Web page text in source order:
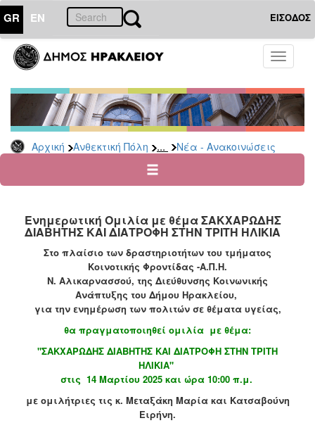
GR EN ΕΙΣΟΔΟΣ
Toggle
Αρχική Ανθεκτική Πόλη ... Νέα - Ανακοινώσεις
ΑΝΘΕΚΤΙΚΗ
ΠΟΛΗ
Κοινωνική
Πολιτική
Νέα
Ανακοινώσεις
για
Οικονομική
Αδυναμία
Φυσικές
Καταστροφές
Κέντρα
Κοινοτικής
Φροντίδας
(Κ.Α.Π.Η.)
Κέντρα
Δημιουργικής
Απασχόλησης
Ενημερωτική Ομιλία με θέμα ΣΑΚΧΑΡΩΔΗΣ
ΔΙΑΒΗΤΗΣ ΚΑΙ ΔΙΑΤΡΟΦΗ ΣΤΗΝ ΤΡΙΤΗ ΗΛΙΚΙΑ
Στο πλαίσιο των δραστηριοτήτων του τμήματος
Κοινοτικής Φροντίδας -Α.Π.Η.
Ν. Αλικαρνασσού, της Διεύθυνσης Κοινωνικής
Ανάπτυξης του Δήμου Ηρακλείου,
για την ενημέρωση των πολιτών σε θέματα υγείας,
θα πραγματοποιηθεί ομιλία με θέμα:
"ΣΑΚΧΑΡΩΔΗΣ ΔΙΑΒΗΤΗΣ ΚΑΙ ΔΙΑΤΡΟΦΗ ΣΤΗΝ ΤΡΙΤΗ
ΗΛΙΚΙΑ"
στις 14 Μαρτίου 2025 και ώρα 10:00 π.μ.
με ομιλήτριες τις κ. Μεταξάκη Μαρία και Κατσαβούνη
Ειρήνη.